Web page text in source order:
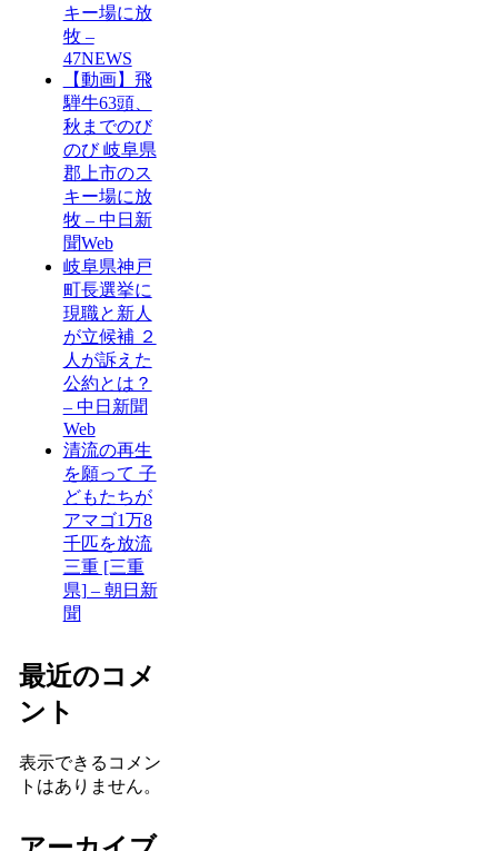
キー場に放
牧 –
47NEWS
【動画】飛
騨牛63頭、
秋までのび
のび 岐阜県
郡上市のス
キー場に放
牧 – 中日新
聞Web
岐阜県神戸
町長選挙に
現職と新人
が立候補 ２
人が訴えた
公約とは？
– 中日新聞
Web
清流の再生
を願って 子
どもたちが
アマゴ1万8
千匹を放流
三重 [三重
県] – 朝日新
聞
最近のコメ
ント
表示できるコメン
トはありません。